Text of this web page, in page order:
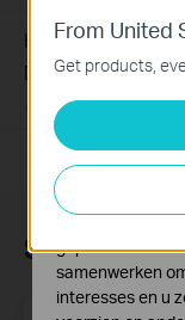
How to Find the
Device
03-19-2013
From United
Get products,
Deze cookies
website en
Cookies voor
activiteiten op
functionaliteit
verbeteren.
Marketing
geplaatst door
samenwerken
interesses en u